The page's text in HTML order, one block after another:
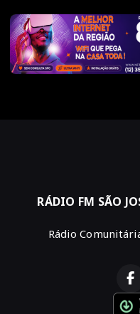
RÁDIO FM SÃO
Rádio